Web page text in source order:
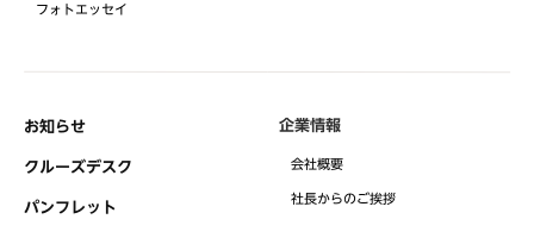
フォトエッセイ
お知らせ
クルーズデスク
パンフレット
企業情報
会社概要
社⻑からのご挨拶